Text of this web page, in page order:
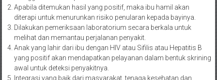
Apabila ditemukan hasil yang positif, maka ibu hamil akan
diterapi untuk menurunkan risiko penularan kepada bayinya.
Dilakukan pemeriksaan laboratorium secara berkala untuk
melihat dan memantau perjalanan penyakit.
Anak yang lahir dari ibu dengan HIV atau Sifilis atau Hepatitis B
yang positif akan mendapatkan pelayanan dalam bentuk skrining
awal untuk deteksi penyakitnya.
Integrasi yang baik dari masyarakat, tenaga kesehatan dan